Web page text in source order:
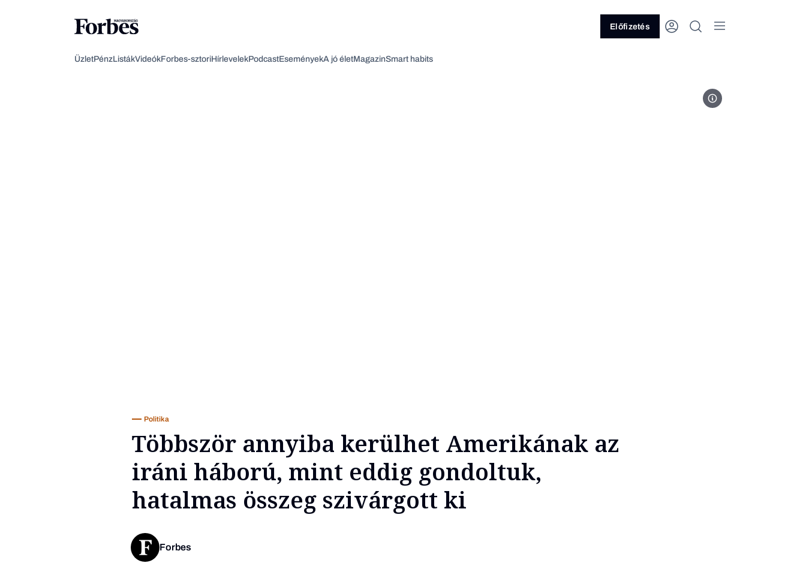
Előfizetés
ÜzletPénzListákVideókForbes-sztoriHírlevelekPodcastEseményekA jó életMagazinSmart habits
Fotó: MTI/EPA/Jim Lo Scalzo
Politika
Többször annyiba kerülhet Amerikának az
iráni háború, mint eddig gondoltuk,
hatalmas összeg szivárgott ki
Forbes